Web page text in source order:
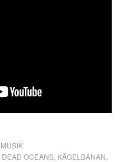
MUSIK
DEAD OCEANS, KÄGELBANAN